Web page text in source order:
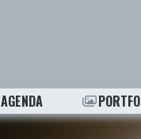
AGENDA